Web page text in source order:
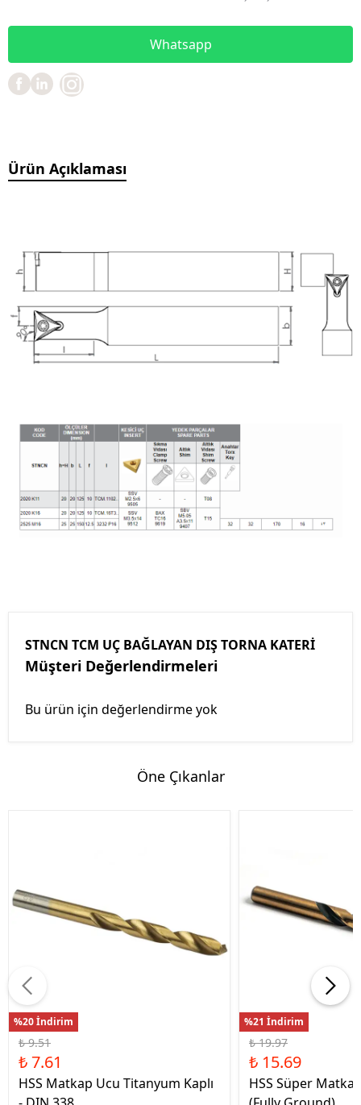
Whatsapp
Ürün Açıklaması
STNCN TCM UÇ BAĞLAYAN DIŞ TORNA KATERİ
Müşteri Değerlendirmeleri
Bu ürün için değerlendirme yok
Öne Çıkanlar
%20 İndirim
₺ 9.51
₺ 7.61
HSS Matkap Ucu Titanyum Kaplı
%21 İndirim
₺ 19.97
₺ 15.69
HSS Süper